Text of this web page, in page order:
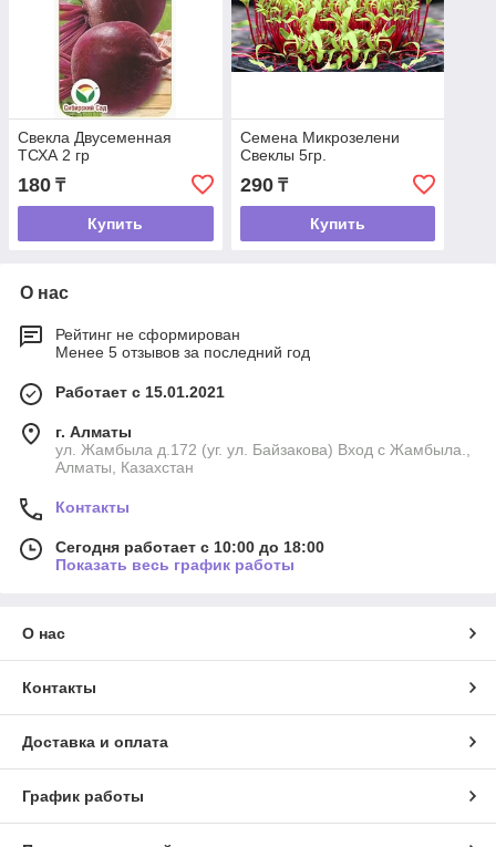
Свекла Двусеменная
ТСХА 2 гр
180 ₸
Купить
Семена Микрозелени
Свеклы 5гр.
290₸
Купить
О нас
Рейтинг не сформирован
Менее 5 отзывов за последний год
Работает с 15.01.2021
г. Алматы
ул. Жамбыла д.172 (уг. ул. Байзакова) Вход с Жамбыла.,
Алматы, Казахстан
Контакты
Сегодня работает с 10:00 до 18:00
Показать весь график работы
О нас
Контакты
Доставка и оплата
График работы